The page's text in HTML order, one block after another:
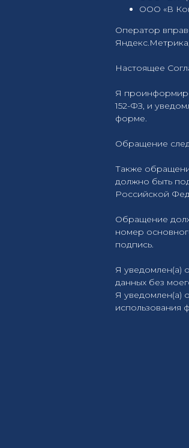
ООО «В
Оператор
Настоящее
Я
152-ФЗ, и
форме.
Обращение
Также
должно быть
Российской
Обращение
номер
подпись.
Я уведомлен(а)
данных без
Я уведомлен(а)
использования